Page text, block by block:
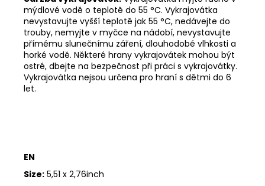
mýdlové vodě o teplotě do 55 °C. Vykrajovátka
nevystavujte vyšší teplotě jak 55 °C, nedávejte do
trouby, nemyjte v myčce na nádobí, nevystavujte
přímému slunečnímu záření, dlouhodobé vlhkosti a
horké vodě. Některé hrany vykrajovátek mohou být
ostré, dbejte na bezpečnost při práci s vykrajovátky.
Vykrajovátka nejsou určena pro hraní s dětmi do 6
let.
EN
Size: 5,51 x 2,76inch